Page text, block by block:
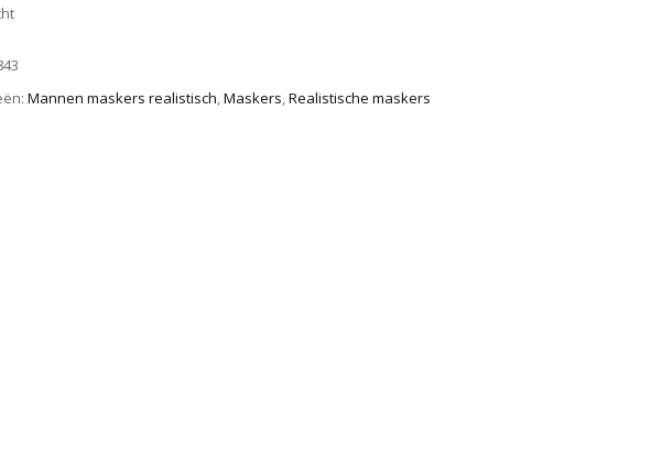
Mannen maskers realistisch,Maskers,Realistische maskers